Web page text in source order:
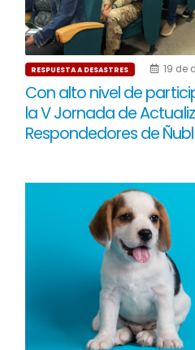
RESPUESTA A DESASTRES 19 de
Con alto nivel de
la V Jornada de
Respondedores de